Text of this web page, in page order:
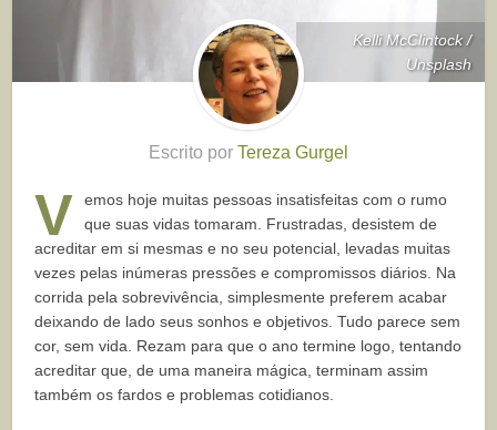
Kelli McClintock /
Unsplash
Escrito por Tereza Gurgel
V
emos hoje muitas pessoas insatisfeitas com o rumo
que suas vidas tomaram. Frustradas, desistem de
acreditar em si mesmas e no seu potencial, levadas muitas
vezes pelas inúmeras pressões e compromissos diários. Na
corrida pela sobrevivência, simplesmente preferem acabar
deixando de lado seus sonhos e objetivos. Tudo parece sem
cor, sem vida. Rezam para que o ano termine logo, tentando
acreditar que, de uma maneira mágica, terminam assim
também os fardos e problemas cotidianos.